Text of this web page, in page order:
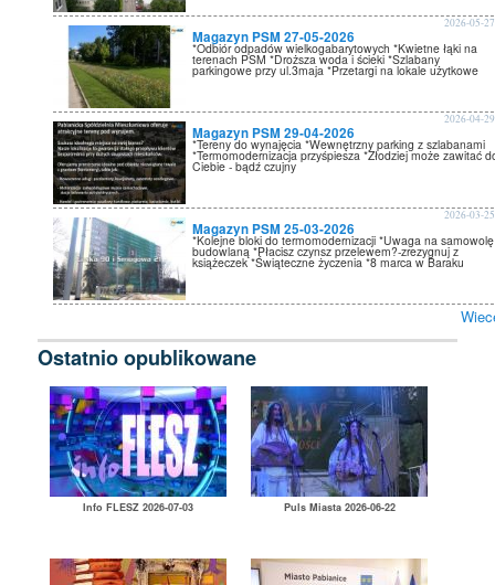
Magazyn PSM 27-05-2026
2026-05-27
*Odbiór odpadów wielkogabarytowych *Kwietne łąki na
terenach PSM *Droższa woda i ścieki *Szlabany
parkingowe przy ul.3maja *Przetargi na lokale użytkowe
Magazyn PSM 29-04-2026
2026-04-29
*Tereny do wynajęcia *Wewnętrzny parking z szlabanami
*Termomodernizacja przyśpiesza *Złodziej może zawitać
Ciebie - bądź czujny
Magazyn PSM 25-03-2026
2026-03-25
*Kolejne bloki do termomodernizacji *Uwaga na samowolę
budowlaną *Płacisz czynsz przelewem?-zrezygnuj z
książeczek *Świąteczne życzenia *8 marca w Baraku
Ostatnio opublikowane
Info FLESZ 2026-07-03 Puls Miasta 2026-06-22